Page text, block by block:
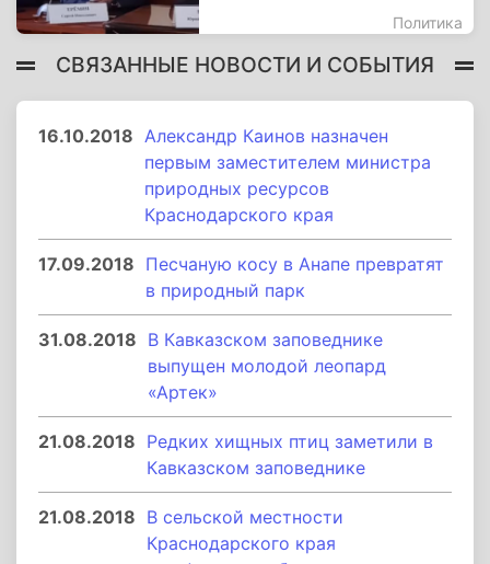
Политика
СВЯЗАННЫЕ НОВОСТИ И СОБЫТИЯ
16.10.2018 Александр Каинов назначен
первым заместителем министра
природных ресурсов
Краснодарского края
17.09.2018 Песчаную косу в Анапе превратят
в природный парк
31.08.2018 В Кавказском заповеднике
выпущен молодой леопард
«Артек»
21.08.2018 Редких хищных птиц заметили в
Кавказском заповеднике
21.08.2018 В сельской местности
Краснодарского края